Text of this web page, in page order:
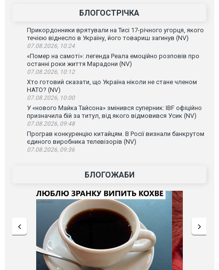
БЛОГОСТРІЧКА
Прикордонники врятували на Тисі 17-річного угорця, якого
течією віднесло в Україну, його товариш загинув (NV)
07.08.2026, 10:24
«Помер на самоті»: легенда Реала емоційно розповів про
останні роки життя Марадони (NV)
07.08.2026, 10:12
Хто готовий сказати, що Україна ніколи не стане членом
НАТО? (NV)
07.08.2026, 10:00
У «нового Майка Тайсона» змінився суперник: IBF офіційно
призначила бій за титул, від якого відмовився Усик (NV)
07.08.2026, 09:48
Програв конкуренцію китайцям. В Росії визнали банкрутом
єдиного виробника телевізорів (NV)
07.08.2026, 09:36
БЛОГОЖАБИ